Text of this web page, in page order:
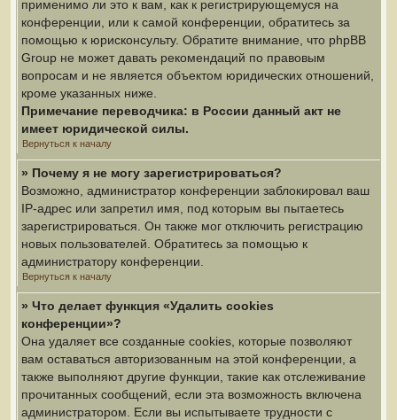
применимо ли это к вам, как к регистрирующемуся на
конференции, или к самой конференции, обратитесь за
помощью к юрисконсульту. Обратите внимание, что phpBB
Group не может давать рекомендаций по правовым
вопросам и не является объектом юридических отношений,
кроме указанных ниже.
Примечание переводчика: в России данный акт не
имеет юридической силы.
Вернуться к началу
» Почему я не могу зарегистрироваться?
Возможно, администратор конференции заблокировал ваш
IP-адрес или запретил имя, под которым вы пытаетесь
зарегистрироваться. Он также мог отключить регистрацию
новых пользователей. Обратитесь за помощью к
администратору конференции.
Вернуться к началу
» Что делает функция «Удалить cookies
конференции»?
Она удаляет все созданные cookies, которые позволяют
вам оставаться авторизованным на этой конференции, а
также выполняют другие функции, такие как отслеживание
прочитанных сообщений, если эта возможность включена
администратором. Если вы испытываете трудности с